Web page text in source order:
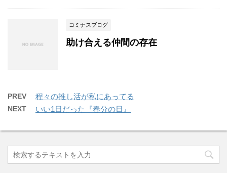
コミナスブログ
助け合える仲間の存在
PREV 程々の推し活が私にあってる
NEXT いい1日だった『春分の日』